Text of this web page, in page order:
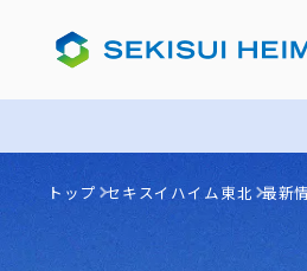
トップ セキスイハイム東北 最新